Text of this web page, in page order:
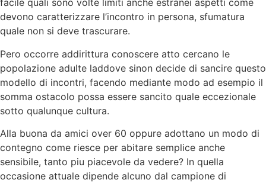
facile quali sono volte limiti anche estranei aspetti come
devono caratterizzare l’incontro in persona, sfumatura
quale non si deve trascurare.
Pero occorre addirittura conoscere atto cercano le
popolazione adulte laddove sinon decide di sancire questo
modello di incontri, facendo mediante modo ad esempio il
somma ostacolo possa essere sancito quale eccezionale
sotto qualunque cultura.
Alla buona da amici over 60 oppure adottano un modo di
contegno come riesce per abitare semplice anche
sensibile, tanto piu piacevole da vedere? In quella
occasione attuale dipende alcuno dal campione di